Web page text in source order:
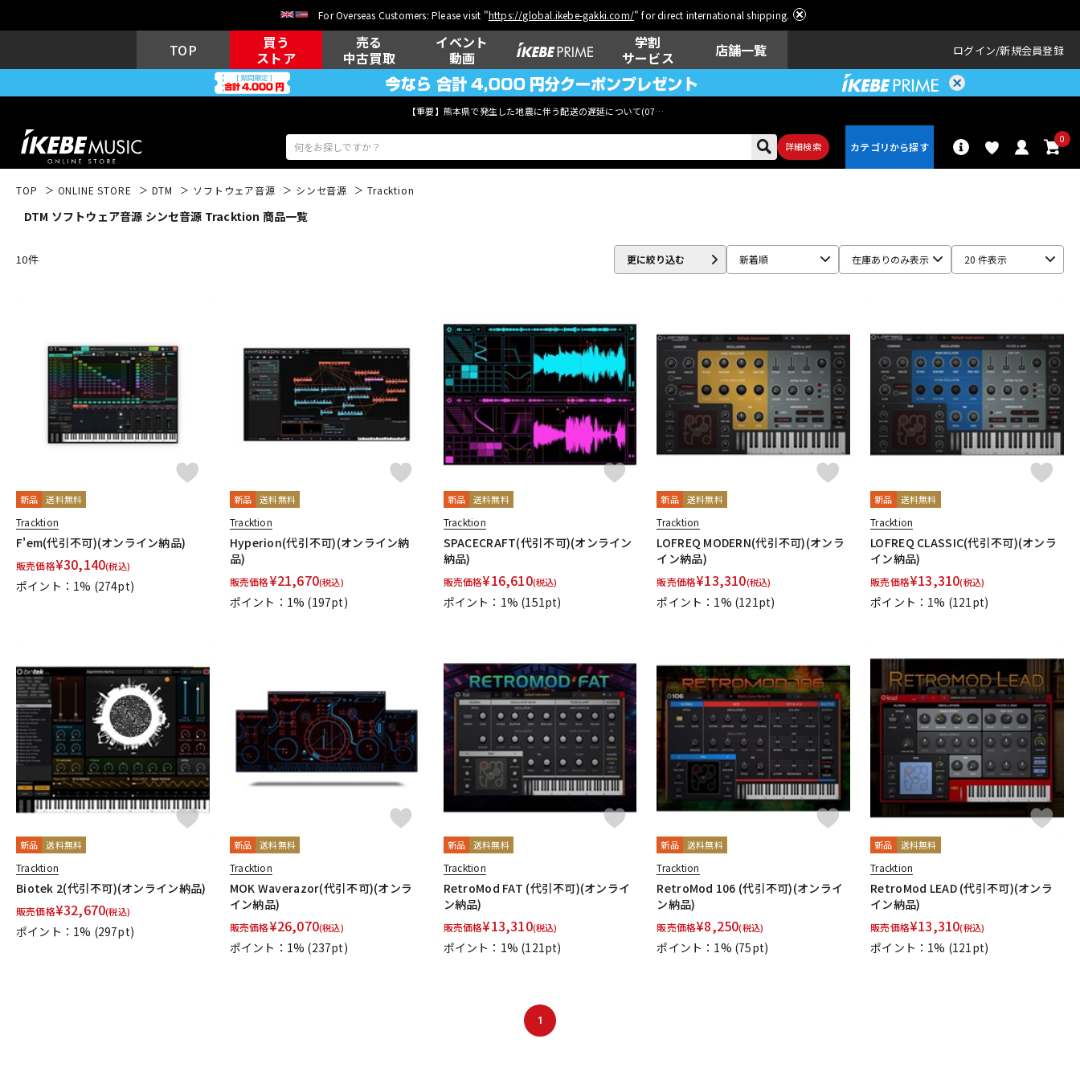
For Overseas Customers: Please visit "https://global.ikebe-gakki.com/" for direct international shipping.
TOP
買う
ストア
売る
中古買取
イベント
動画
学割
サービス
店舗一覧 ログイン 新規会員登録
【重要】熊本県で発生した地震に伴う配送の遅延について(07月29日
詳細検索
0
アコギ/エレ
DJ機器 DTM DTM オンラ
イン納品
レコーディン
グ機器
配信/ライブ
機器
楽器アクセサ
リ
中古
TOP ONLINE STORE DTM ソフトウェア音源 シンセ音源 Tracktion
DTM ソフトウェア音源 シンセ音源 Tracktion 商品一覧
10件 更に絞り込む 新着順 在庫ありのみ表示 20 件表示
新品 送料無料
Tracktion
F'em(代引不可)(オンライン納品)
販売価格¥30,140(税込)
ポイント：1% (274pt)
新品 送料無料
Tracktion
Hyperion(代引不可)(オンライン納
品)
販売価格¥21,670(税込)
ポイント：1% (197pt)
新品 送料無料
Tracktion
SPACECRAFT(代引不可)(オンライン
納品)
販売価格¥16,610(税込)
ポイント：1% (151pt)
新品 送料無料
Tracktion
LOFREQ MODERN(代引不可)(オンラ
イン納品)
販売価格¥13,310(税込)
ポイント：1% (121pt)
新品 送料無料
Tracktion
LOFREQ CLASSIC(代引不可)(オンラ
イン納品)
販売価格¥13,310(税込)
ポイント：1% (121pt)
新品 送料無料
Tracktion
Biotek 2(代引不可)(オンライン納品)
販売価格¥32,670(税込)
ポイント：1% (297pt)
新品 送料無料
Tracktion
MOK Waverazor(代引不可)(オンラ
イン納品)
販売価格¥26,070(税込)
ポイント：1% (237pt)
新品 送料無料
Tracktion
RetroMod FAT (代引不可)(オンライ
ン納品)
販売価格¥13,310(税込)
ポイント：1% (121pt)
新品 送料無料
Tracktion
RetroMod 106 (代引不可)(オンライ
ン納品)
販売価格¥8,250(税込)
ポイント：1% (75pt)
新品 送料無料
Tracktion
RetroMod LEAD (代引不可)(オンラ
イン納品)
販売価格¥13,310(税込)
ポイント：1% (121pt)
1